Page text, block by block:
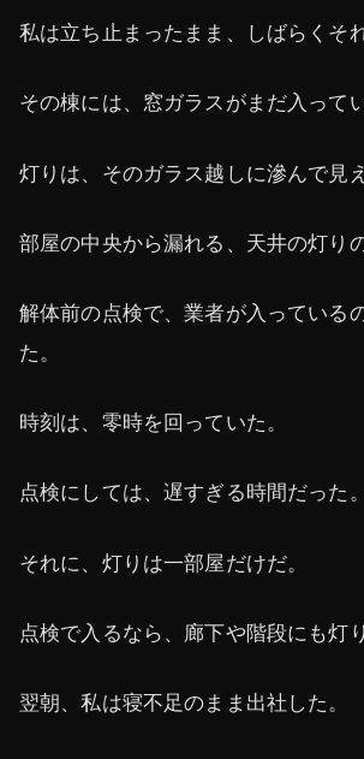
私は立ち止まったまま、しばらくそ
その棟には、窓ガラスがまだ入ってい
灯りは、そのガラス越しに滲んで見え
部屋の中央から漏れる、天井の灯り
解体前の点検で、業者が入っている
た。
時刻は、零時を回っていた。
点検にしては、遅すぎる時間だった。
それに、灯りは一部屋だけだ。
点検で入るなら、廊下や階段にも灯
翌朝、私は寝不足のまま出社した。